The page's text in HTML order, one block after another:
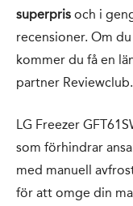
superpris och i
recensioner. Om
kommer du få en
partner Reviewclub.
LG Freezer
som förhindrar
med manuell
för att omge din